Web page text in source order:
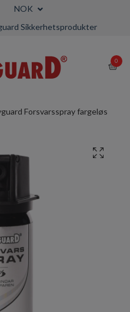
NOK
Sikkerhetsprodukter
0
Forsvarsspray fargeløs